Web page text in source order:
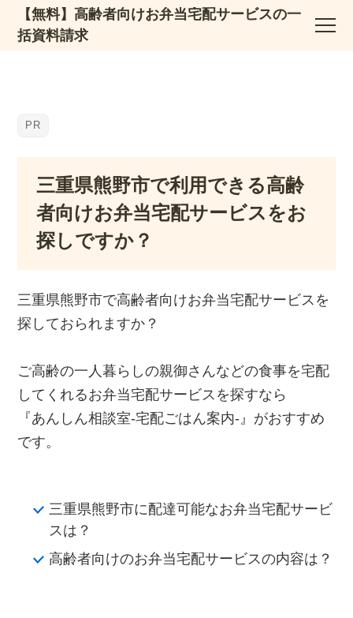
【無料】高齢者向けお弁当宅配サービスの一
括資料請求
三重県熊野市で利用できる高齢
者向けお弁当宅配サービスをお
探しですか？
三重県熊野市で高齢者向けお弁当宅配サービスを
探しておられますか？
ご高齢の一人暮らしの親御さんなどの食事を宅配
してくれるお弁当宅配サービスを探すなら
『あんしん相談室‐宅配ごはん案内‐』がおすすめ
です。
三重県熊野市に配達可能なお弁当宅配サービ
スは？
高齢者向けのお弁当宅配サービスの内容は？